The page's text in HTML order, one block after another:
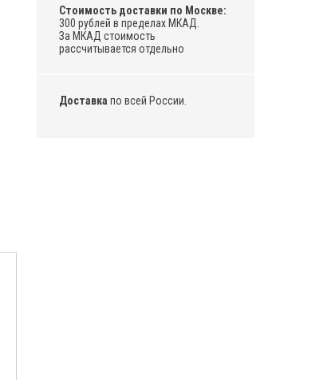
Стоимость доставки по Москве:
300 рублей в пределах МКАД.
За МКАД стоимость
рассчитывается отдельно
Доставка по всей России.